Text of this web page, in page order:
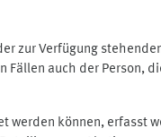
zur Verfügung
auch der Person,
werden können, erfasst